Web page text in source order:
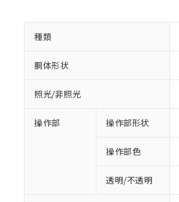
種類
胴体形状
照光/非照光
操作部 操作部形状
操作部色
透明/不透明